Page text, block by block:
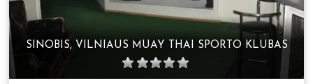
SINOBIS, VILNIAUS MUAY THAI SPORTO KLUBAS